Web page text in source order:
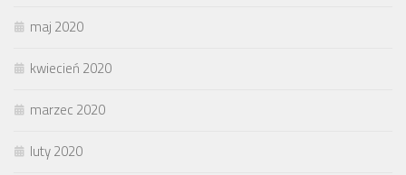
maj 2020
kwiecień 2020
marzec 2020
luty 2020